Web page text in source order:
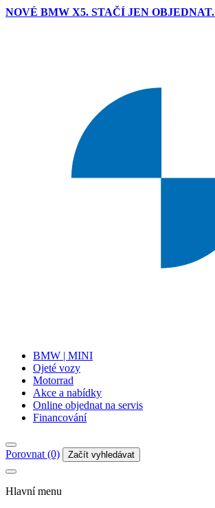
NOVÉ BMW X5. STAČÍ JEN OBJEDNAT.
BMW | MINI
Ojeté vozy
Motorrad
Akce a nabídky
Online objednat na servis
Financování
Porovnat (0) Začít vyhledávat
Hlavní menu